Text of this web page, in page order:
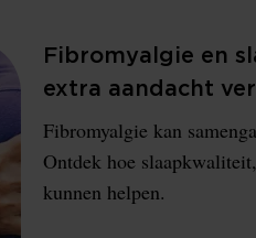
Fibromyalgie en
extra aandacht
Fibromyalgie kan
Ontdek hoe
kunnen helpen.